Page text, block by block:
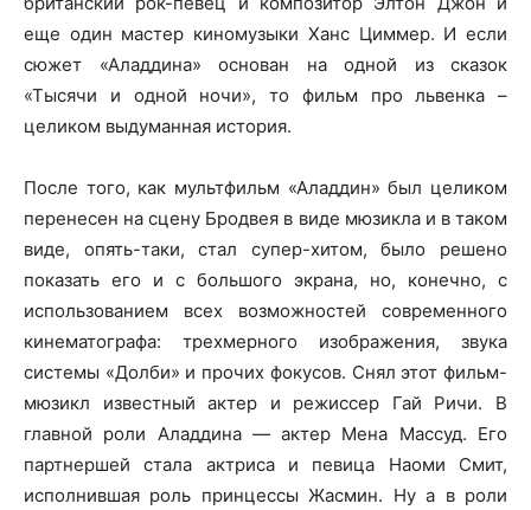
еще один мастер киномузыки Ханс Циммер. И если
сюжет «Аладдина» основан на одной из сказок
«Тысячи и одной ночи», то фильм про львенка –
целиком выдуманная история.
После того, как мультфильм «Аладдин» был целиком
перенесен на сцену Бродвея в виде мюзикла и в таком
виде, опять-таки, стал супер-хитом, было решено
показать его и с большого экрана, но, конечно, с
использованием всех возможностей современного
кинематографа: трехмерного изображения, звука
системы «Долби» и прочих фокусов. Снял этот фильм-
мюзикл известный актер и режиссер Гай Ричи. В
главной роли Аладдина — актер Мена Массуд. Его
партнершей стала актриса и певица Наоми Смит,
исполнившая роль принцессы Жасмин. Ну а в роли